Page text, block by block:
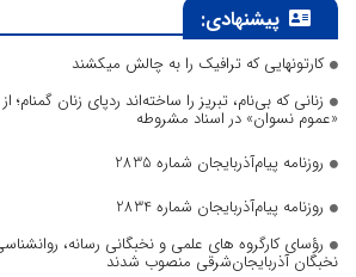
پیشنهادی:
کارتونهایی که ترافیک را به چالش میکشند
زنانی که بی‌نام، تبریز را ساخته‌اند ردپای زنان گمنام؛
«عموم نسوان» در اسناد مشروطه
روزنامه پیام‌آذربایجان شماره 2835
روزنامه پیام‌آذربایجان شماره 2834
رؤسای کارگروه های علمی و نخبگانی رسانه،
نخبگان آذربایجان‌شرقی منصوب شدند